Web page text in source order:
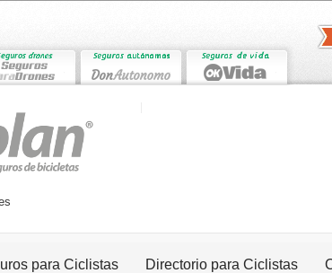
para Ciclistas Directorio para Ciclistas